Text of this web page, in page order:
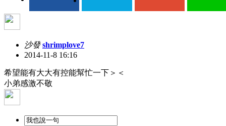
沙發 shrimplove7
2014-11-8 16:16
希望能有大大有控能幫忙一下＞＜
小弟感激不敬